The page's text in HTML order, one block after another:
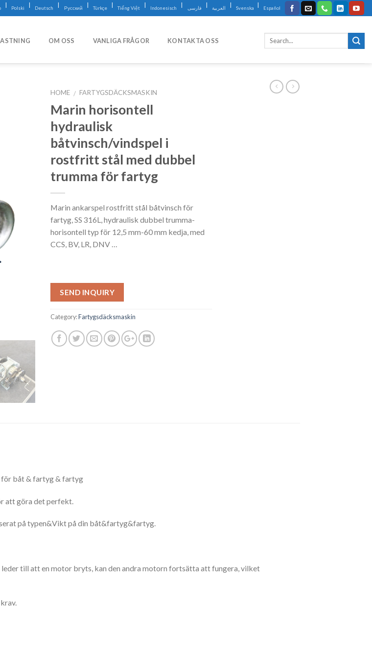
| Polski | Deutsch | Русский | Türkçe | Tiếng Việt | Indonesisch | فارسی | العربية | Svenska | Español
OM OSS VANLIGA FRÅGOR KONTAKTA OSS
HOME / FARTYGSDÄCKSMASKIN
Marin horisontell
hydraulisk
båtvinsch/vindspel i
rostfritt stål med dubbel
trumma för fartyg
Marin ankarspel rostfritt stål båtvinsch för
fartyg, SS 316L, hydraulisk dubbel trumma-
horisontell typ för 12,5 mm-60 mm kedja, med
CCS, BV, LR, DNV …
SEND INQUIRY
Category:Fartygsdäcksmaskin
för båt & fartyg & fartyg
att göra det perfekt.
på typen&Vikt på din båt&fartyg&fartyg.
till att en motor bryts, kan den andra motorn fortsätta att fungera, vilket